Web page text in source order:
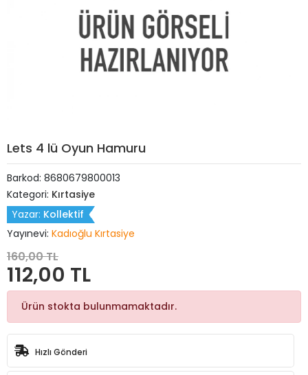
Lets 4 lü Oyun Hamuru
Barkod: 8680679800013
Kategori: Kırtasiye
Yazar: Kollektif
Yayınevi: Kadıoğlu Kırtasiye
160,00 TL
112,00 TL
Ürün stokta bulunmamaktadır.
Hızlı Gönderi